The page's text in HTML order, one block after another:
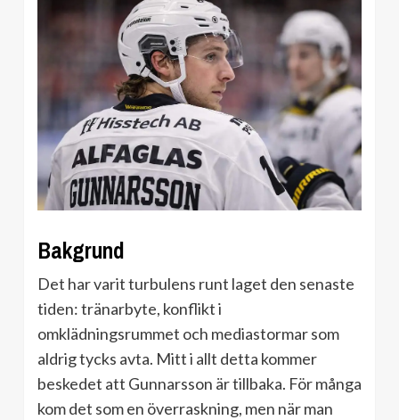
Bakgrund
Det har varit turbulens runt laget den senaste
tiden: tränarbyte, konflikt i
omklädningsrummet och mediastormar som
aldrig tycks avta. Mitt i allt detta kommer
beskedet att Gunnarsson är tillbaka. För många
kom det som en överraskning, men när man